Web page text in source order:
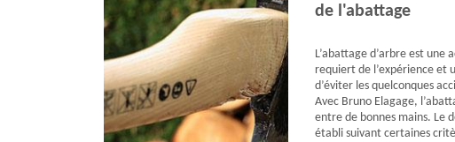
de l'abattage
L’abattage d’arbre est une
requiert de l’expérience et
d’éviter les quelconques
Avec Bruno Elagage,
entre de bonnes mains. Le
établi suivant certaines